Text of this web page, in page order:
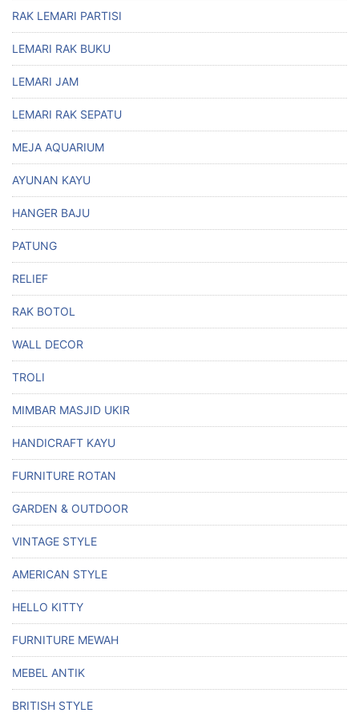
RAK LEMARI PARTISI
LEMARI RAK BUKU
LEMARI JAM
LEMARI RAK SEPATU
MEJA AQUARIUM
AYUNAN KAYU
HANGER BAJU
PATUNG
RELIEF
RAK BOTOL
WALL DECOR
TROLI
MIMBAR MASJID UKIR
HANDICRAFT KAYU
FURNITURE ROTAN
GARDEN & OUTDOOR
VINTAGE STYLE
AMERICAN STYLE
HELLO KITTY
FURNITURE MEWAH
MEBEL ANTIK
BRITISH STYLE